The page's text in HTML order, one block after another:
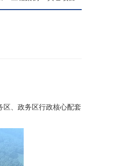
、政务区行政核心配套